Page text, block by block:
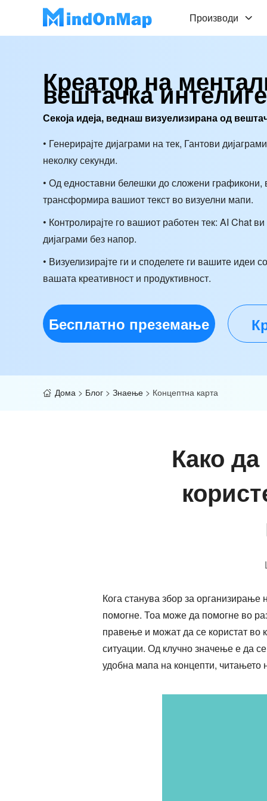
Производи
Креатор на
вештачка
Секоја идеја, веднаш визуелизирана од
• Генерирајте дијаграми на тек, Гантови
неколку секунди.
• Од едноставни белешки до сложени графикони,
трансформира вашиот текст во визуелни мапи.
• Контролирајте го вашиот работен тек: AI Chat
дијаграми без напор.
• Визуелизирајте ги и споделете ги вашите идеи
вашата креативност и продуктивност.
Бесплатно преземање
Дома > Блог > Знаење > Концептна карта
Како
Кога станува збор за
помогне. Тоа може да помогне во
правење и можат да се користат во
ситуации. Од клучно значење е да
удобна мапа на концепти, читањето